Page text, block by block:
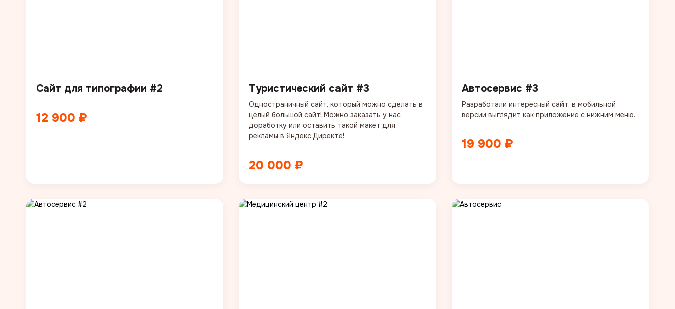
Сайт для типографии #2
12 900 ₽
Туристический сайт #3
Одностраничный сайт, который можно сделать в
целый большой сайт! Можно заказать у нас
доработку или оставить такой макет для
рекламы в Яндекс.Директе!
20 000 ₽
Автосервис #3
Разработали интересный сайт, в мобильной
версии выглядит как приложение с нижним меню.
19 900 ₽